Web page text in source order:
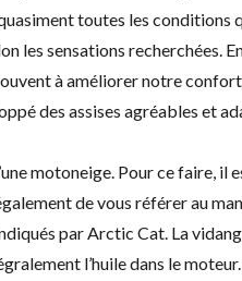
toutes les conditions
les sensations recherchées.
à améliorer notre
des assises agréables et
motoneige. Pour ce faire,
de vous référer au
par Arctic Cat. La
l’huile dans le